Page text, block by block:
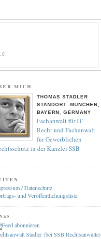
MICH
THOMAS STADLER
STANDORT: MÜNCHEN,
BAYERN, GERMANY
Fachanwalt für IT-
Recht und Fachanwalt
für Gewerblichen
in der Kanzlei SSB
/ Datenschutz
und Veröffentlichungsliste
Stadler (bei SSB Rechtsanwälte)